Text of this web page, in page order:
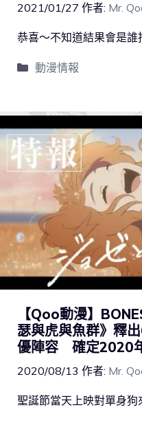
2021/01/27 作者: Mr.
恭喜～不知道結果會是誰
動漫情報
【Qoo動漫】
瑟與虎與魚群》釋
優陣容 確定2020
2020/08/13 作者: Mr.
聖誕節當天上映對單身狗